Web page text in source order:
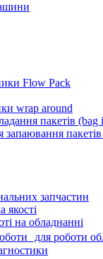
Flow Pack
wrap around
пакетів (bag
запаювання
запчастин
якості
на обладнанні
для роботи